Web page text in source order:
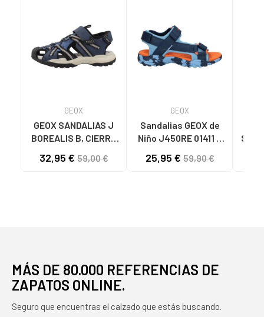
GEOX
GEOX SANDALIAS J
BOREALIS B, CIERRE
32,95 €59,00 €
GEOX
Sandalias GEOX de
Niño J450RE 01411 J
NAVY C4228
25,95 €59,90 €
MÁS DE 80.000 REFERENCIAS DE
ZAPATOS ONLINE.
Seguro que encuentras el calzado que estás buscando.